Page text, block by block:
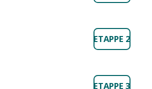
ETAPPE 2
ETAPPE 3